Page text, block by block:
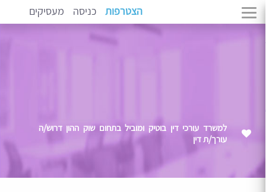
הצטרפות כניסה מעסיקים
למשרד עורכי דין בוטיק ומוביל בתחום שוק ההון דרוש/ה
עורך/ת דין